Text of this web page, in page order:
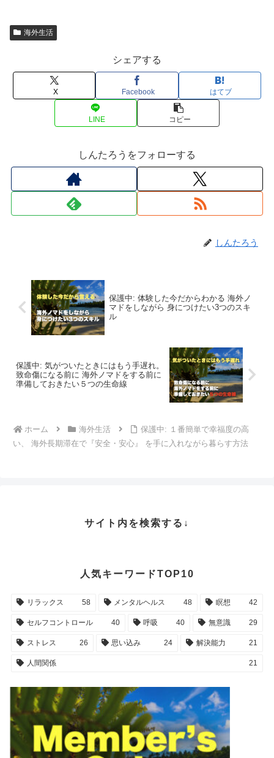
海外生活
シェアする
X Facebook はてブ
LINE コピー
しんたろうをフォローする
しんたろう
保護中: 体験した今だからわかる 海外ノ
マドをしながら 身につけたい3つのスキ
ル
保護中: 気がついたときにはもう手遅れ。
致命傷になる前に 海外ノマドをする前に
準備しておきたい５つの生命線
ホーム 海外生活
保護中: １番簡単で幸福度の高
い、 海外長期滞在で『安全・安心』 を手に入れながら暮らす方法
サイト内を検索する↓
人気キーワードTOP10
リラックス 58 メンタルヘルス 48 瞑想 42
セルフコントロール 40 呼吸 40 無意識 29
ストレス 26 思い込み 24 解決能力 21
人間関係 21